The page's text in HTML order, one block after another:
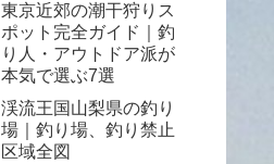
東京近郊の潮干狩りス
ポット完全ガイド｜釣
り人・アウトドア派が
本気で選ぶ7選
渓流王国山梨県の釣り
場｜釣り場、釣り禁止
区域全図